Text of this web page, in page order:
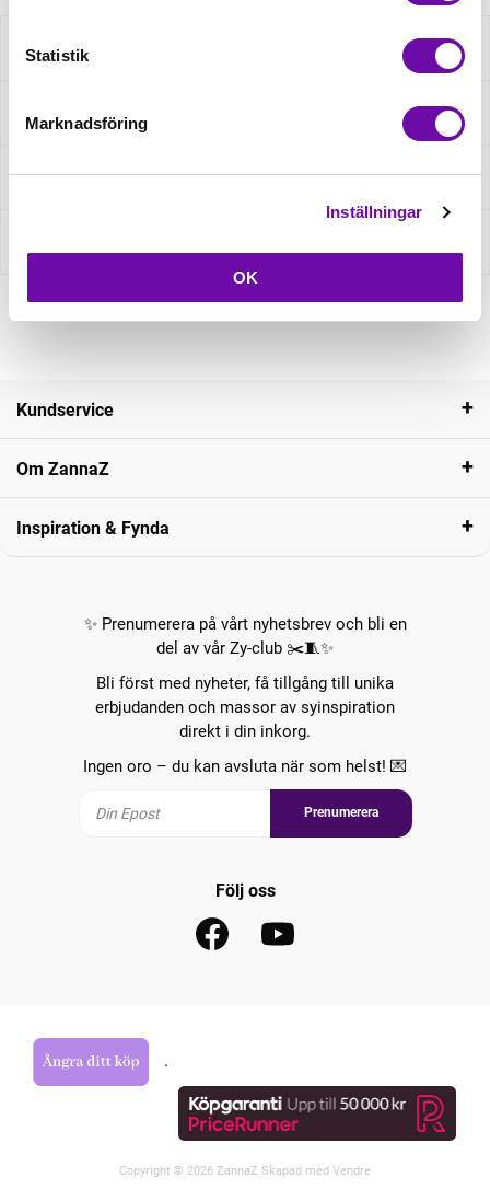
Statistik
Marknadsföring
Inställningar
OK
Beskrivning
Fråga om produkt
Kundservice
Om ZannaZ
Inspiration & Fynda
✨ Prenumerera på vårt nyhetsbrev och bli en
del av vår Zy-club ✂️🧵✨
Bli först med nyheter, få tillgång till unika
erbjudanden och massor av syinspiration
direkt i din inkorg.
Ingen oro – du kan avsluta när som helst! 💌
Prenumerera
Följ oss
.
Copyright © 2026 ZannaZ Skapad med Vendre